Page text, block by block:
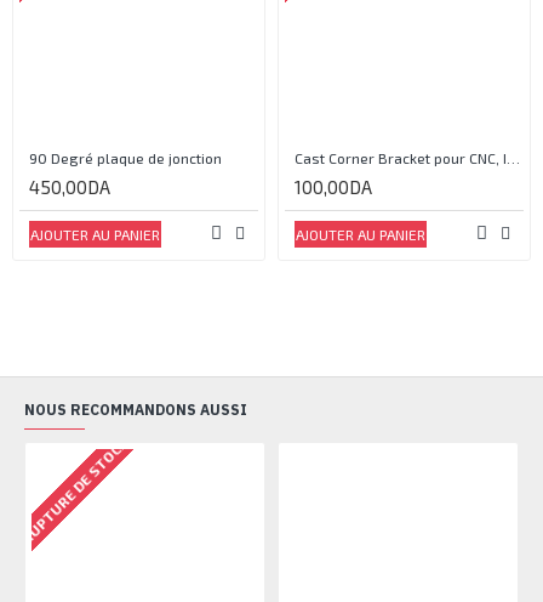
90 Degré plaque de jonction
450,00DA
AJOUTER AU PANIER
100,00DA
AJOUTER AU PANIER
NOUS RECOMMANDONS AUSSI
RUPTURE DE STOCK